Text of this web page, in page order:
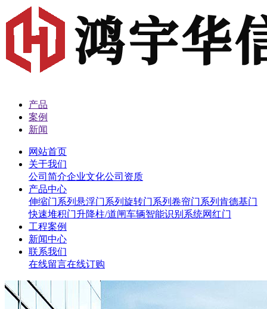
产品
案例
新闻
网站首页
关于我们
公司简介企业文化公司资质
产品中心
伸缩门系列 悬浮门系列 旋转门系列 卷帘门系列 肯德基门
快速堆积门升降柱/道闸车辆智能识别系统网红门
工程案例
新闻中心
联系我们
在线留言在线订购